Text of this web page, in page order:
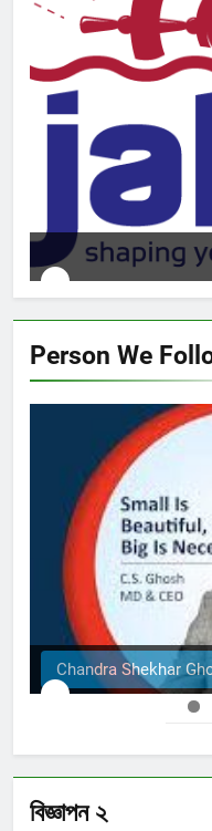
Person We
The
বিজ্ঞাপন ২